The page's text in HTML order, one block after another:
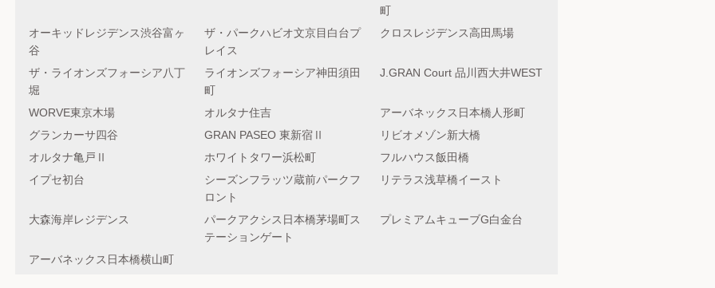
町
オーキッドレジデンス渋谷富ヶ
谷
ザ・パークハビオ文京目白台プ
レイス
クロスレジデンス高田馬場
ザ・ライオンズフォーシア八丁
堀
ライオンズフォーシア神田須田
町
J.GRAN Court 品川西大井WEST
WORVE東京木場 オルタナ住吉
アーバネックス日本橋人形町
グランカーサ四谷
GRAN PASEO 東新宿Ⅱ
リビオメゾン新大橋
オルタナ亀戸Ⅱ
ホワイトタワー浜松町
フルハウス飯田橋
イプセ初台
シーズンフラッツ蔵前パークフ
ロント
リテラス浅草橋イースト
大森海岸レジデンス
パークアクシス日本橋茅場町ス
テーションゲート
プレミアムキューブG白金台
アーバネックス日本橋横山町